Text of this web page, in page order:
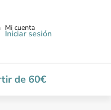
Mi cuenta
Iniciar sesión
de 60€